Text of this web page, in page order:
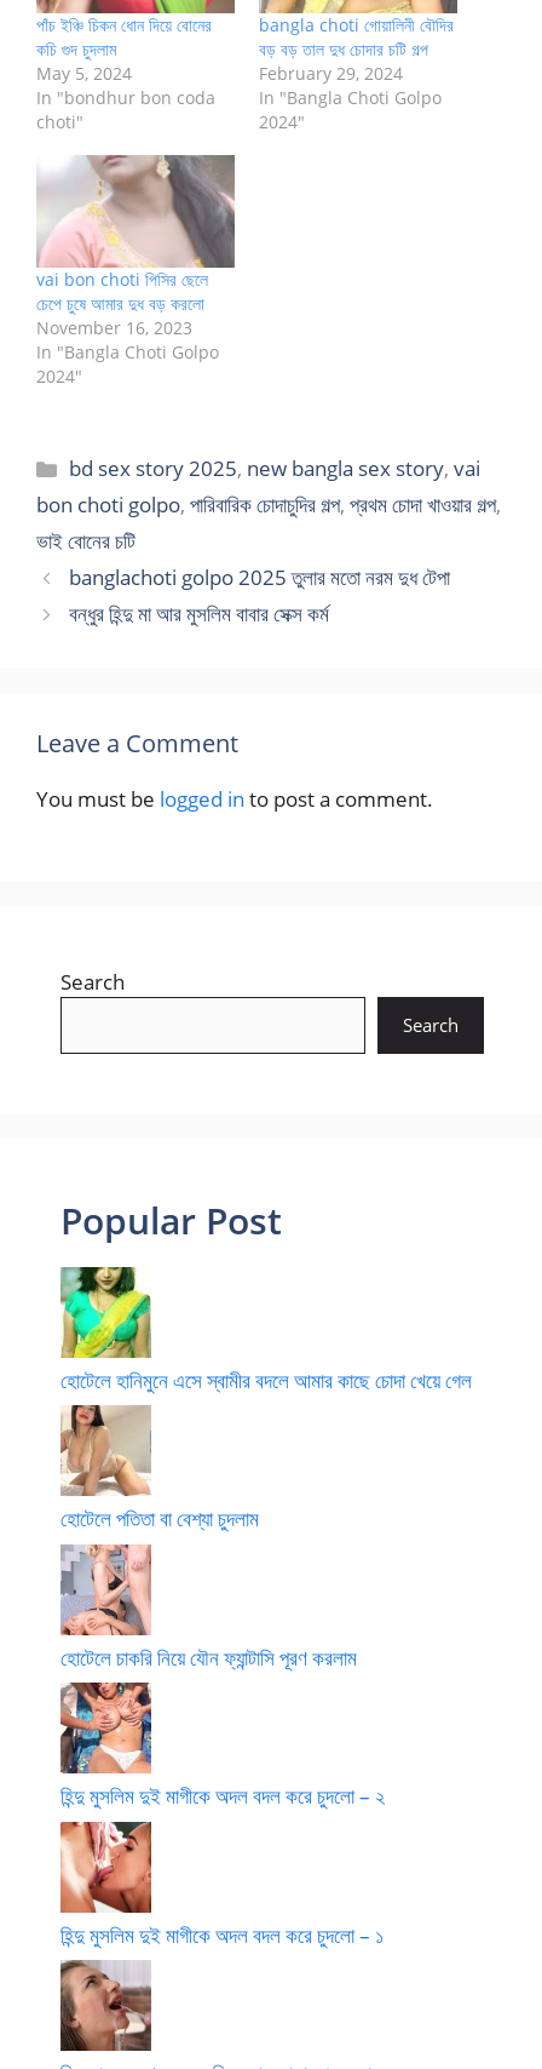
পাঁচ ইঞ্চি চিকন ধোন দিয়ে বোনের
কচি গুদ চুদলাম
May 5, 2024
In "bondhur bon coda
choti"
bangla choti গোয়ালিনী বৌদির
বড় বড় তাল দুধ চোদার চটি গল্প
February 29, 2024
In "Bangla Choti Golpo
2024"
vai bon choti পিসির ছেলে
চেপে চুষে আমার দুধ বড় করলো
November 16, 2023
In "Bangla Choti Golpo
2024"
Categories
bd sex story 2025, new bangla sex story,vai
bon choti golpo, পারিবারিক চোদাচুদির গল্প, প্রথম চোদা খাওয়ার গল্প,
ভাই বোনের চটি
banglachoti golpo 2025 তুলার মতো নরম দুধ টেপা
বন্ধুর হিন্দু মা আর মুসলিম বাবার সেক্স কর্ম
Leave a Comment
You must be logged in to post a comment.
Search
Search
Popular Post
হোটেলে হানিমুনে এসে স্বামীর বদলে আমার কাছে চোদা খেয়ে গেল
হোটেলে পতিতা বা বেশ্যা চুদলাম
হোটেলে চাকরি নিয়ে যৌন ফ্যান্টাসি পূরণ করলাম
হিন্দু মুসলিম দুই মাগীকে অদল বদল করে চুদলো – ২
হিন্দু মুসলিম দুই মাগীকে অদল বদল করে চুদলো – ১